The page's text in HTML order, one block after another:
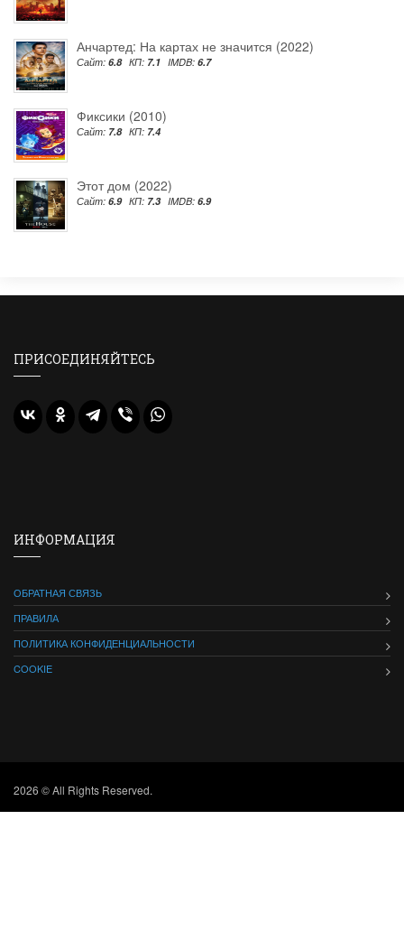
Анчартед: На картах не значится (2022)
Сайт: 6.8 КП: 7.1 IMDB: 6.7
Фиксики (2010)
Сайт: 7.8 КП: 7.4
Этот дом (2022)
Сайт: 6.9 КП: 7.3 IMDB: 6.9
ПРИСОЕДИНЯЙТЕСЬ
ИНФОРМАЦИЯ
ОБРАТНАЯ СВЯЗЬ
ПРАВИЛА
ПОЛИТИКА КОНФИДЕНЦИАЛЬНОСТИ
COOKIE
2026 © All Rights Reserved.